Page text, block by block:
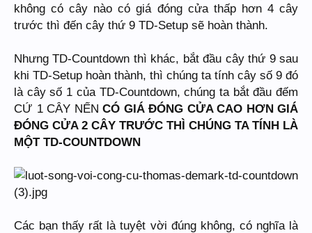
không có cây nào có giá đóng cửa thấp hơn 4 cây
trước thì đến cây thứ 9 TD-Setup sẽ hoàn thành.
Nhưng TD-Countdown thì khác, bắt đầu cây thứ 9 sau
khi TD-Setup hoàn thành, thì chúng ta tính cây số 9 đó
là cây số 1 của TD-Countdown, chúng ta bắt đầu đếm
CỨ 1 CÂY NẾN CÓ GIÁ ĐÓNG CỬA CAO HƠN GIÁ
ĐÓNG CỬA 2 CÂY TRƯỚC THÌ CHÚNG TA TÍNH LÀ
MỘT TD-COUNTDOWN
Các bạn thấy rất là tuyệt vời đúng không, có nghĩa là